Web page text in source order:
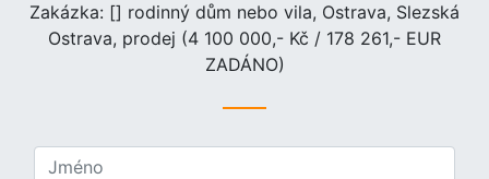
Zakázka: [] rodinný dům nebo vila, Ostrava, Slezská
Ostrava, prodej (4 100 000,- Kč / 178 261,- EUR
ZADÁNO)